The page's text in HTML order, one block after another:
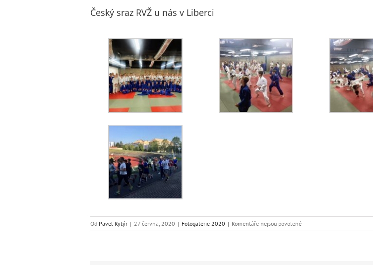
Český sraz RVŽ u nás v Liberci
Od Pavel Kytýr | 27 června, 2020 | Fotogalerie 2020 | Komentáře nejsou povolenéu
textu